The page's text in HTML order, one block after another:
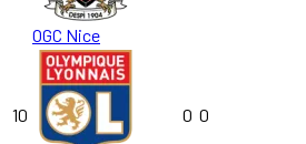
OGC Nice
10 0 0